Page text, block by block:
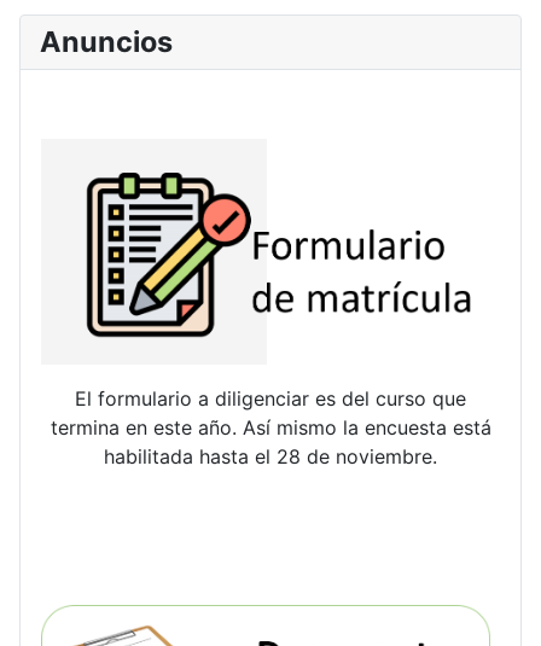
Anuncios
El formulario a diligenciar es del curso que
termina en este año. Así mismo la encuesta está
habilitada hasta el 28 de noviembre.